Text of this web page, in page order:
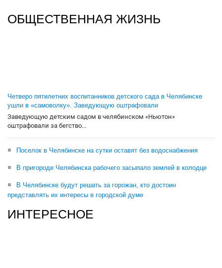
ОБЩЕСТВЕННАЯ ЖИЗНЬ
Четверо пятилетних воспитанников детского сада в Челябинске
ушли в «самоволку». Заведующую оштрафовали
Заведующую детским садом в челябинском «Ньютон»
оштрафовали за бегство...
Поселок в Челябинске на сутки оставят без водоснабжения
В пригороде Челябинска рабочего засыпало землей в колодце
В Челябинске будут решать за горожан, кто достоин
представлять их интересы в городской думе
ИНТЕРЕСНОЕ